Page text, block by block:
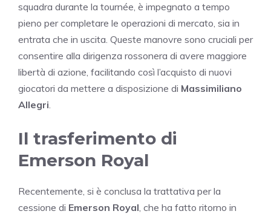
squadra durante la tournée, è impegnato a tempo
pieno per completare le operazioni di mercato, sia in
entrata che in uscita. Queste manovre sono cruciali per
consentire alla dirigenza rossonera di avere maggiore
libertà di azione, facilitando così l’acquisto di nuovi
giocatori da mettere a disposizione di Massimiliano
Allegri.
Il trasferimento di
Emerson Royal
Recentemente, si è conclusa la trattativa per la
cessione di Emerson Royal, che ha fatto ritorno in